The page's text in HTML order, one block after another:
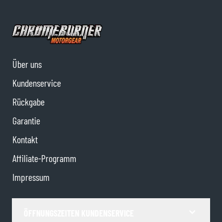
Über uns
Kundenservice
Rückgabe
Garantie
Kontakt
Affiliate-Programm
Impressum